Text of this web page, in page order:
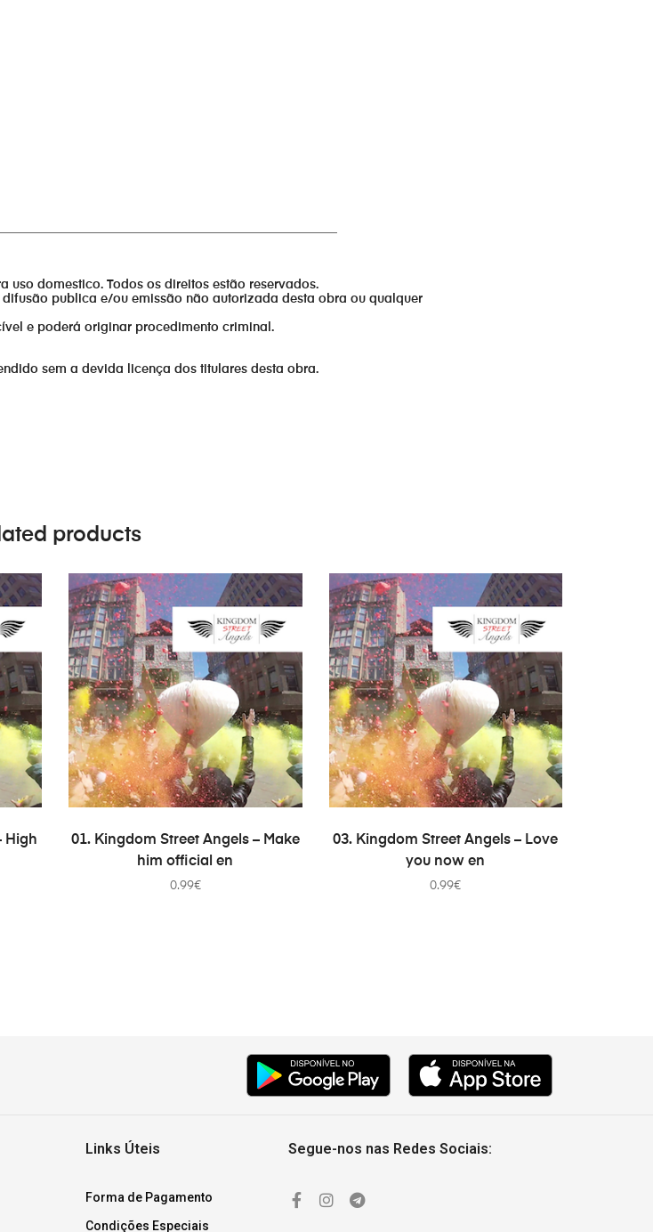
domestico. Todos os direitos estão reservados.
publica e/ou emissão não autorizada desta obra ou qualquer
e poderá originar procedimento criminal.
sem a devida licença dos titulares desta obra.
products
High
ADD TO CART
01. Kingdom Street Angels – Make
him official en
0.99€
ADD TO CART
03. Kingdom Street Angels – Love
you now en
0.99€
Links Úteis
Forma de Pagamento
Condições Especiais
Segue-nos nas Redes Sociais: